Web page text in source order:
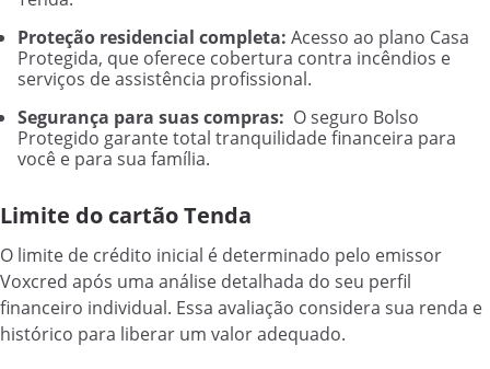
Proteção residencial completa: Acesso ao plano Casa
Protegida, que oferece cobertura contra incêndios e
serviços de assistência profissional.
Segurança para suas compras: O seguro Bolso
Protegido garante total tranquilidade financeira para
você e para sua família.
Limite do cartão Tenda
O limite de crédito inicial é determinado pelo emissor
Voxcred após uma análise detalhada do seu perfil
financeiro individual. Essa avaliação considera sua renda e
histórico para liberar um valor adequado.